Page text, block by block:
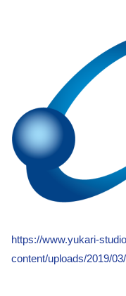
https://www.yukari-
content/uploads/2019/